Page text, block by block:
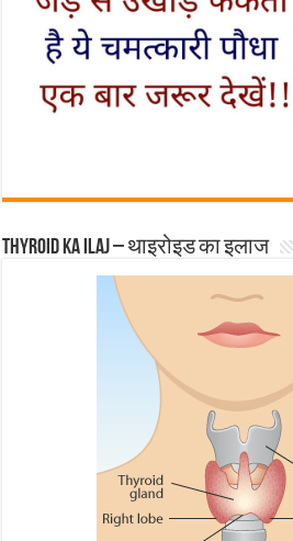
Thyroid ka ilaj – थाइरोइड का इलाज